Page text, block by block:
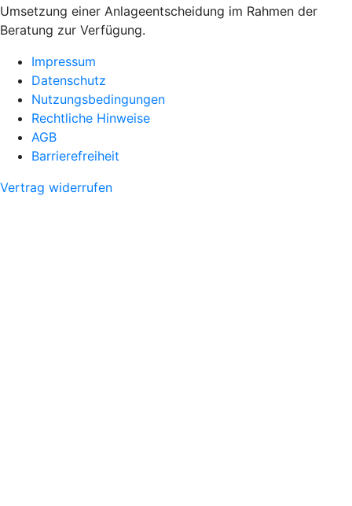
Umsetzung einer Anlageentscheidung im Rahmen der
Beratung zur Verfügung.
Impressum
Datenschutz
Nutzungsbedingungen
Rechtliche Hinweise
AGB
Barrierefreiheit
Vertrag widerrufen